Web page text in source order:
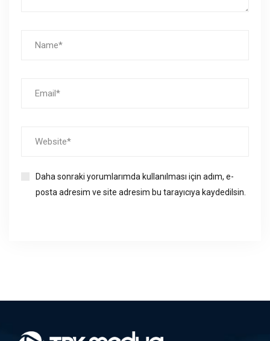
Daha sonraki yorumlarımda kullanılması için adım, e-
posta adresim ve site adresim bu tarayıcıya kaydedilsin.